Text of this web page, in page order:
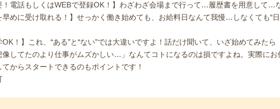
！電話もしくはWEBで登録OK！】わざわざ会場まで行って…履歴書を用意して…
早めに受け取れる！】せっかく働き始めても、お給料日なんて我慢…しなくても“
OK！】これ、“ある”と“ない”では大違いですよ！話だけ聞いて、いざ始めてみた
してたのより仕事がムズかしい…」なんてコトになるのは損ですよね。実際にお
てからスタートできるのもポイントです！